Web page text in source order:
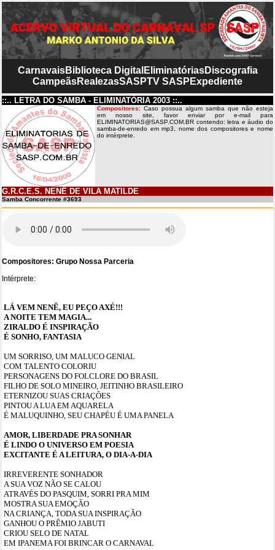
CarnavaisBiblioteca Digital EliminatóriasDiscografia
CampeãsRealezasSASPTV SASP Expediente
::.. LETRA DO SAMBA - ELIMINATÓRIA 2003 ::..
Compositores: Caso possua algum samba que não esteja
em nosso site, favor enviar por e-mail para
ELIMINATORIAS@SASP.COM.BR contendo: letra e áudio do
samba-de-enredo em mp3, nome dos compositores e nome
do intérprete.
G.R.C.E.S. NENÊ DE VILA MATILDE
Samba Concorrente #3693
Compositores: Grupo Nossa Parceria
Intérprete:
LÁ VEM NENÊ, EU PEÇO AXÉ!!!
A NOITE TEM MAGIA...
ZIRALDO É INSPIRAÇÃO
É SONHO, FANTASIA
UM SORRISO, UM MALUCO GENIAL
COM TALENTO COLORIU
PERSONAGENS DO FOLCLORE DO BRASIL
FILHO DE SOLO MINEIRO, JEITINHO BRASILEIRO
ETERNIZOU SUAS CRIAÇÕES
PINTOU A LUA EM AQUARELA
É MALUQUINHO, SEU CHAPÉU É UMA PANELA
AMOR, LIBERDADE PRA SONHAR
É LINDO O UNIVERSO EM POESIA
EXCITANTE É A LEITURA, O DIA-A-DIA
IRREVERENTE SONHADOR
A SUA VOZ NÃO SE CALOU
ATRAVÉS DO PASQUIM, SORRI PRA MIM
MOSTRA SUA EMOÇÃO
NA CRIANÇA, TODA SUA INSPIRAÇÃO
GANHOU O PRÊMIO JABUTI
CRIOU SELO DE NATAL
EM IPANEMA FOI BRINCAR O CARNAVAL